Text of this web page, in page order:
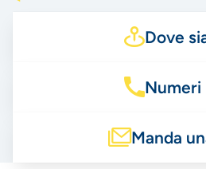
Dove
Numeri
Manda